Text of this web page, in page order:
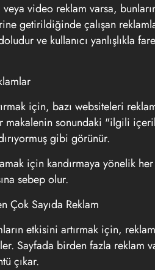
video reklam varsa,
getirildiğinde çalışan
ve kullanıcı yanlışlıkla
için, bazı websiteleri
makalenin sonundaki "ilgili
gibi görünür.
için kandırmaya yönelik
sebep olur.
Çok Sayıda Reklam
etkisini artırmak için,
Sayfada birden fazla reklam
çıkar.